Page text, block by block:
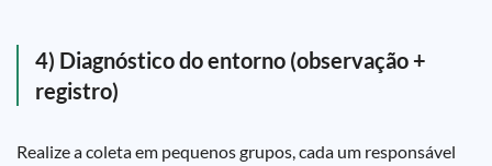
4) Diagnóstico do entorno (observação +
registro)
Realize a coleta em pequenos grupos, cada um responsável